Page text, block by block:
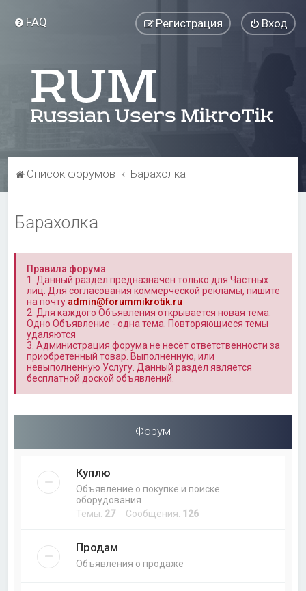
FAQ Вход
Регистрация
Список форумов Барахолка
Барахолка
Правила форума
1. Данный раздел предназначен только для Частных
лиц. Для согласования коммерческой рекламы, пишите
на почту admin@forummikrotik.ru
2. Для каждого Объявления открывается новая тема.
Одно Объявление - одна тема. Повторяющиеся темы
удаляются
3. Администрация форума не несёт ответственности за
приобретенный товар. Выполненную, или
невыполненную Услугу. Данный раздел является
бесплатной доской объявлений.
Форум
Куплю
Объявление о покупке и поиске
оборудования
Темы: 27Сообщения: 126
Продам
Объявления о продаже